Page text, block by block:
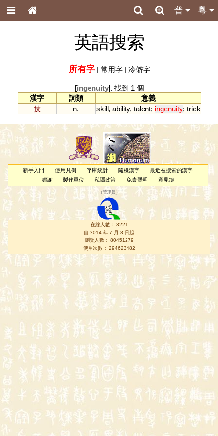
粵
普
英語搜索
所有字| 常用字| 冷僻字
[ingenuity], 找到 1 個
漢字
詞類
意義
技
n. skill, ability, talent; ingenuity; trick
新手入門 使用凡例 字庫統計 隨機漢字
最近被搜索的漢字
鳴謝
製作單位 私隱政策 免責聲明 意見簿
（管理員 ）
在線人數： 3221
自 2014 年 7 月 8 日起
瀏覽人數： 80451279
使用次數： 294623482